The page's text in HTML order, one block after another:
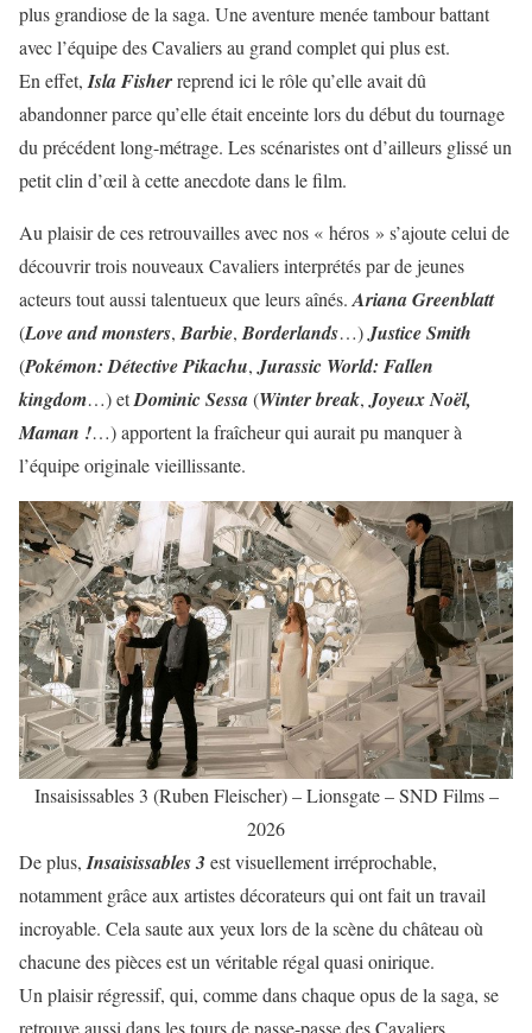
plus grandiose de la saga. Une aventure menée tambour battant
avec l’équipe des Cavaliers au grand complet qui plus est.
En effet,Isla Fisherreprend ici le rôle qu’elle avait dû
abandonner parce qu’elle était enceinte lors du début du tournage
du précédent long-métrage. Les scénaristes ont d’ailleurs glissé un
petit clin d’œil à cette anecdote dans le film.
Au plaisir de ces retrouvailles avec nos « héros » s’ajoute celui de
découvrir trois nouveaux Cavaliers interprétés par de jeunes
acteurs tout aussi talentueux que leurs aînés.Ariana Greenblatt
(Love and monsters,Barbie,Borderlands…)Justice Smith
(Pokémon: Détective Pikachu,Jurassic World: Fallen
kingdom…) etDominic Sessa(Winter break,Joyeux Noël,
Maman !…) apportent la fraîcheur qui aurait pu manquer à
l’équipe originale vieillissante.
Insaisissables 3 (Ruben Fleischer) – Lionsgate – SND Films –
2026
De plus,Insaisissables 3 est visuellement irréprochable,
notamment grâce aux artistes décorateurs qui ont fait un travail
incroyable. Cela saute aux yeux lors de la scène du château où
chacune des pièces est un véritable régal quasi onirique.
Un plaisir régressif, qui, comme dans chaque opus de la saga, se
retrouve aussi dans les tours de passe-passe des Cavaliers.